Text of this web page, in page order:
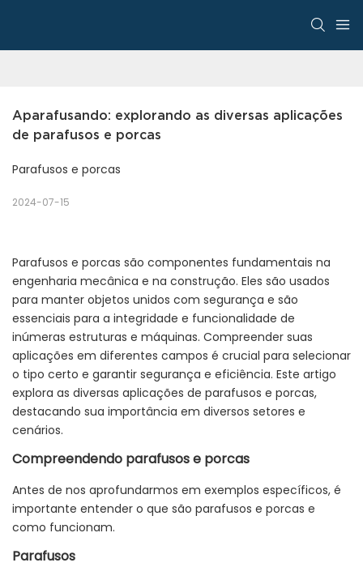
Aparafusando: explorando as diversas aplicações
de parafusos e porcas
Parafusos e porcas
2024-07-15
Parafusos e porcas são componentes fundamentais na
engenharia mecânica e na construção. Eles são usados ​​
para manter objetos unidos com segurança e são
essenciais para a integridade e funcionalidade de
inúmeras estruturas e máquinas. Compreender suas
aplicações em diferentes campos é crucial para selecionar
o tipo certo e garantir segurança e eficiência. Este artigo
explora as diversas aplicações de parafusos e porcas,
destacando sua importância em diversos setores e
cenários.
Compreendendo parafusos e porcas
Antes de nos aprofundarmos em exemplos específicos, é
importante entender o que são parafusos e porcas e
como funcionam.
Parafusos